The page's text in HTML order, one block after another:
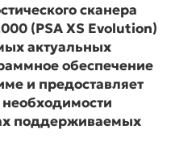
сканера
(PSA XS Evolution)
актуальных
обеспечение
и предоставляет
поддерживаемых